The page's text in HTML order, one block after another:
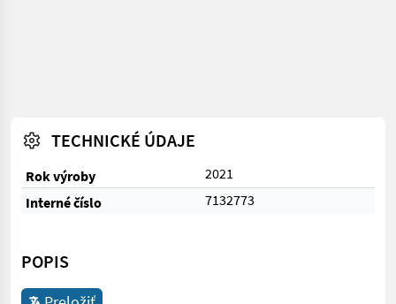
TECHNICKÉ ÚDAJE
Rok výroby
2021
Interné číslo
7132773
POPIS